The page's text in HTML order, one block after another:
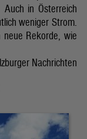
in Österreich
weniger Strom.
Rekorde, wie
Nachrichten